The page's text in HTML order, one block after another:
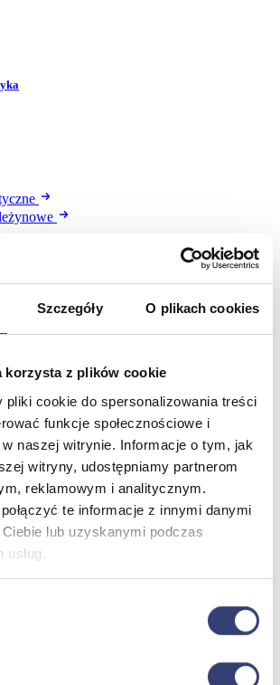
Szczegóły O plikach cookies
korzysta z plików cookie
pliki cookie do spersonalizowania treści
funkcje społecznościowe i
naszej witrynie. Informacje o tym, jak
witryny, udostępniamy partnerom
reklamowym i analitycznym.
te informacje z innymi danymi
lub uzyskanymi podczas
usług.